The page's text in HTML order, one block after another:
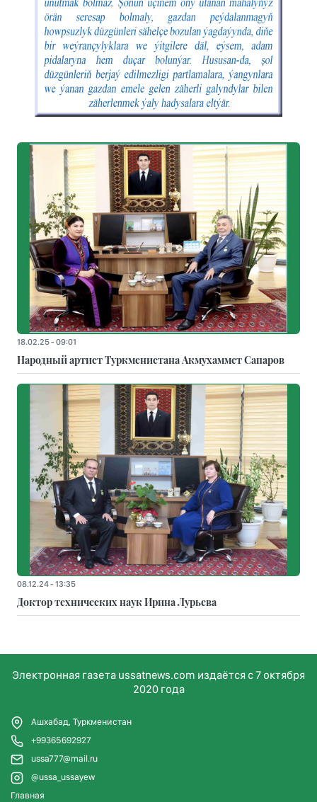
18.02.25 - 09:01
Народный артист Туркменистана Акмухаммет Сапаров
08.12.24 - 13:35
Доктор технических наук Ирина Лурьева
Электронная газета ussatnews.com издаётся с 7 октября
2020 года
Ашхабад, Туркменистан
+99365692927
ussa777@mail.ru
@ussa_ussayew
Главная